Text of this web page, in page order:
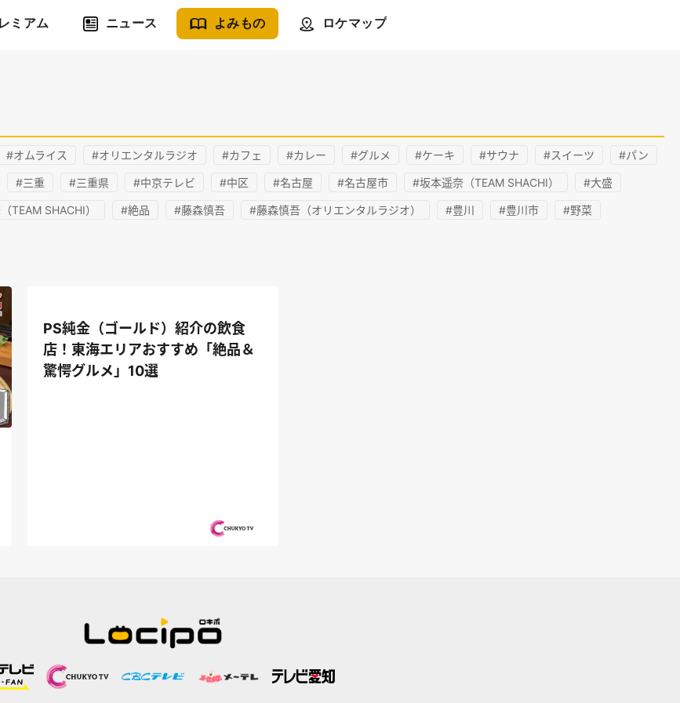
ミアム ニュース よみもの ロケマップ
#オムライス #オリエンタルラジオ #カフェ #カレー #グルメ #ケーキ #サウナ #スイーツ #パン
#三重 #三重県 #中京テレビ #中区 #名古屋 #名古屋市 #坂本遥奈（TEAM SHACHI） #大盛
TEAM SHACHI） #絶品 #藤森慎吾 #藤森慎吾（オリエンタルラジオ） #豊川 #豊川市 #野菜
PS純金（ゴールド）紹介の飲食
店！東海エリアおすすめ「絶品＆
驚愕グルメ」10選